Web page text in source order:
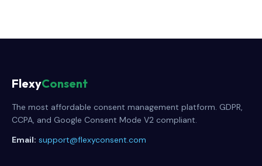
FlexyConsent
The most affordable consent management platform. GDPR,
CCPA, and Google Consent Mode V2 compliant.
Email: support@flexyconsent.com